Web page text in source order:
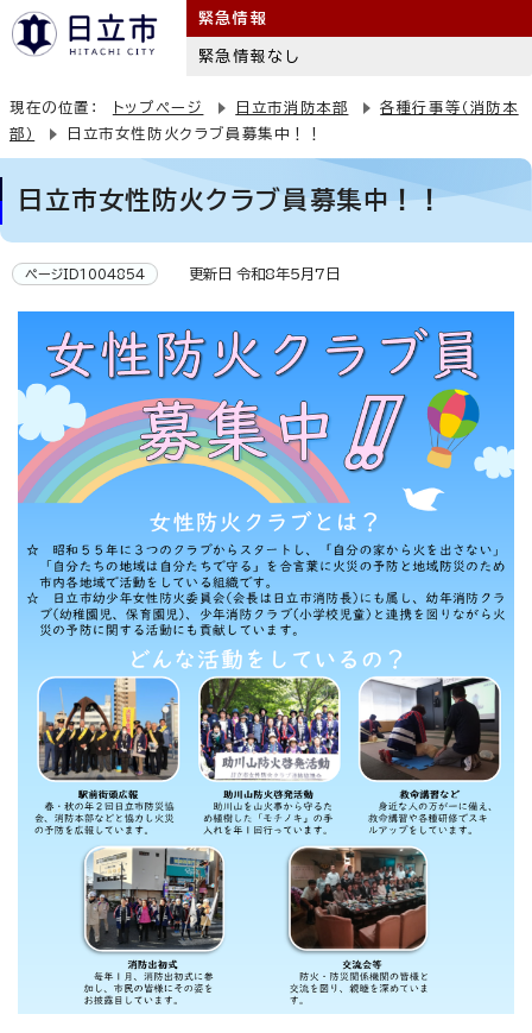
緊急情報
緊急情報なし
現在の位置： トップページ 日立市消防本部
各種行事等（消防本
部）
日立市女性防火クラブ員募集中！！
日立市女性防火クラブ員募集中！！
ページID1004854 更新日 令和8年5月7日